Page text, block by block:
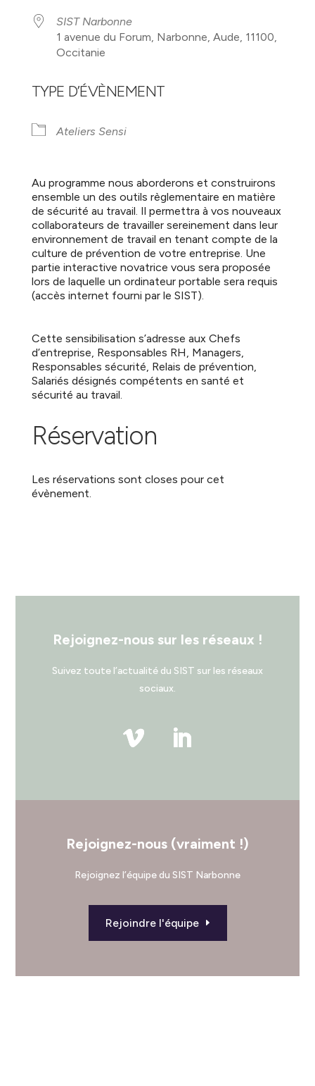
SIST Narbonne
1 avenue du Forum, Narbonne, Aude, 11100,
Occitanie
TYPE D’ÉVÈNEMENT
Ateliers Sensi
Au programme nous aborderons et construirons
ensemble un des outils règlementaire en matière
de sécurité au travail. Il permettra à vos nouveaux
collaborateurs de travailler sereinement dans leur
environnement de travail en tenant compte de la
culture de prévention de votre entreprise. Une
partie interactive novatrice vous sera proposée
lors de laquelle un ordinateur portable sera requis
(accès internet fourni par le SIST).
Cette sensibilisation s’adresse aux Chefs
d’entreprise, Responsables RH, Managers,
Responsables sécurité, Relais de prévention,
Salariés désignés compétents en santé et
sécurité au travail.
Réservation
Les réservations sont closes pour cet
évènement.
Rejoignez-nous sur les réseaux !
Suivez toute l’actualité du SIST sur les réseaux
sociaux.
Rejoignez-nous (vraiment !)
Rejoignez l’équipe du SIST Narbonne
Rejoindre l'équipe